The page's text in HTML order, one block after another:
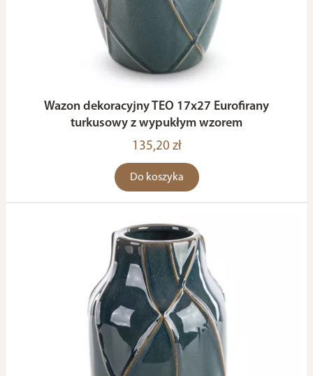
Wazon dekoracyjny TEO 17x27 Eurofirany
turkusowy z wypukłym wzorem
135,20 zł
Do koszyka